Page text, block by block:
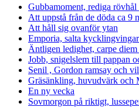
Gubbamoment, rediga
Att uppstå från de döda ca 9
Att håll sig ovanför ytan
Emporia, salta
Äntligen ledighet, carpe
Jobb, snigelslem till pappan
Senil , Gordon ramsay och
Gräsänkling, huvudvärk och
En ny vecka
Sovmorgon på riktigt,